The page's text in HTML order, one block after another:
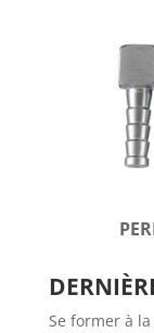
Se former à